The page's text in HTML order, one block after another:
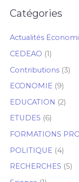
Catégories
Actualités
CEDEAO (1)
Contributions (3)
ECONOMIE (9)
EDUCATION (2)
ETUDES (6)
FORMATIONS
POLITIQUE (4)
RECHERCHES (5)